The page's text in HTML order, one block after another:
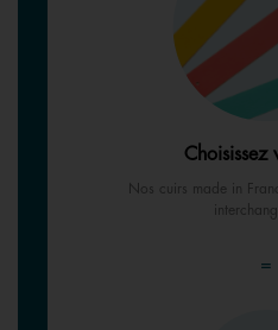
Choisissez
Nos cuirs made in
=